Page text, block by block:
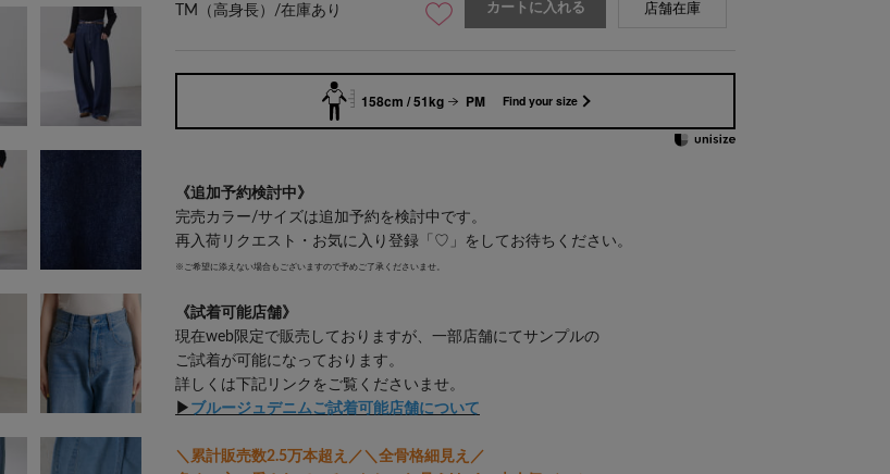
TM（高身長）/在庫あり カートに入れる 店舗在庫
158cm / 51kg PM Find your size
《追加予約検討中》
完売カラー/サイズは追加予約を検討中です。
再入荷リクエスト・お気に入り登録「♡」をしてお待ちください。
※ご希望に添えない場合もございますので予めご了承くださいませ。
《試着可能店舗》
現在web限定で販売しておりますが、一部店舗にてサンプルの
ご試着が可能になっております。
詳しくは下記リンクをご覧くださいませ。
▶ ブルージュデニムご試着可能店舗について
＼累計販売数2.5万本超え／＼全骨格細見え／